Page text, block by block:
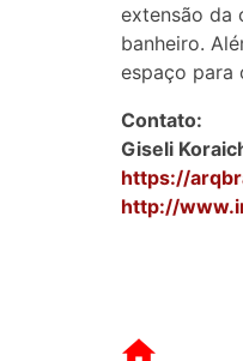
extensão da
banheiro.
espaço para
Contato:
Giseli
https://
http://